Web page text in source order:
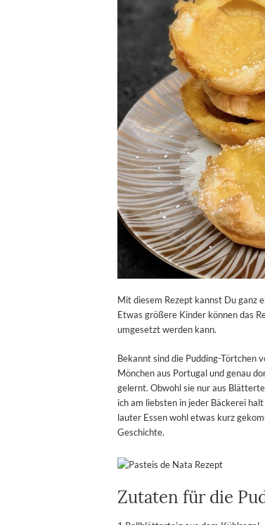
Mit diesem Rezept kannst Du ganz
Etwas größere Kinder können das
umgesetzt werden kann.
Bekannt sind die Pudding-Törtchen
Mönchen aus Portugal und genau
gelernt. Obwohl sie nur aus
ich am liebsten in jeder Bäckerei
lauter Essen wohl etwas kurz
Geschichte.
Zutaten für die